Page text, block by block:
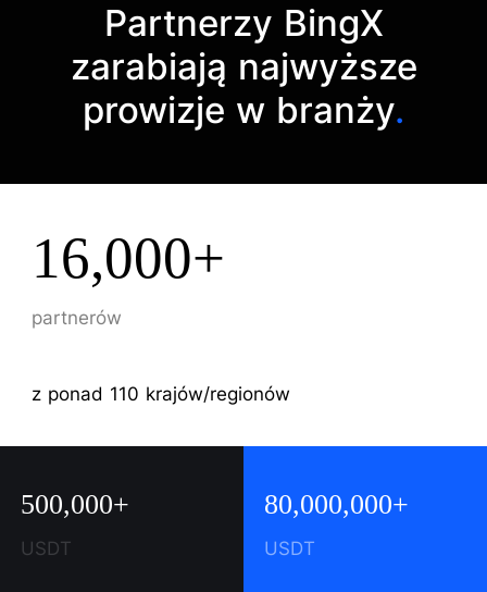
Partnerzy BingX
zarabiają najwyższe
prowizje w branży.
16,000+
partnerów
z ponad 110 krajów/regionów
500,000+
USDT
80,000,000+
USDT